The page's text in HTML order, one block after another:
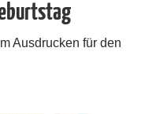
Ausdrucken für den